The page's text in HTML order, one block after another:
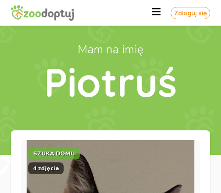
Zaloguj się
Mam na imię
Piotruś
SZUKA DOMU
4 zdjęcia